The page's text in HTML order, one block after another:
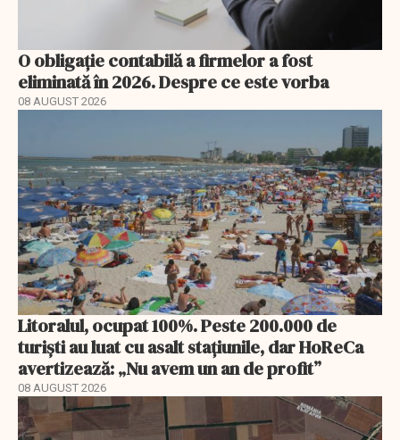
O obligație contabilă a firmelor a fost
eliminată în 2026. Despre ce este vorba
08 AUGUST 2026
Litoralul, ocupat 100%. Peste 200.000 de
turiști au luat cu asalt stațiunile, dar HoReCa
avertizează: „Nu avem un an de profit”
08 AUGUST 2026